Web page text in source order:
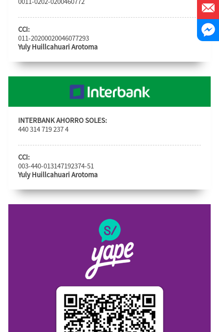
0011-0202-0200460772
CCI:
011-20200020046077293
Yuly Huillcahuari Arotoma
INTERBANK AHORRO SOLES:
440 314 719 237 4
CCI:
003-440-013147192374-51
Yuly Huillcahuari Arotoma